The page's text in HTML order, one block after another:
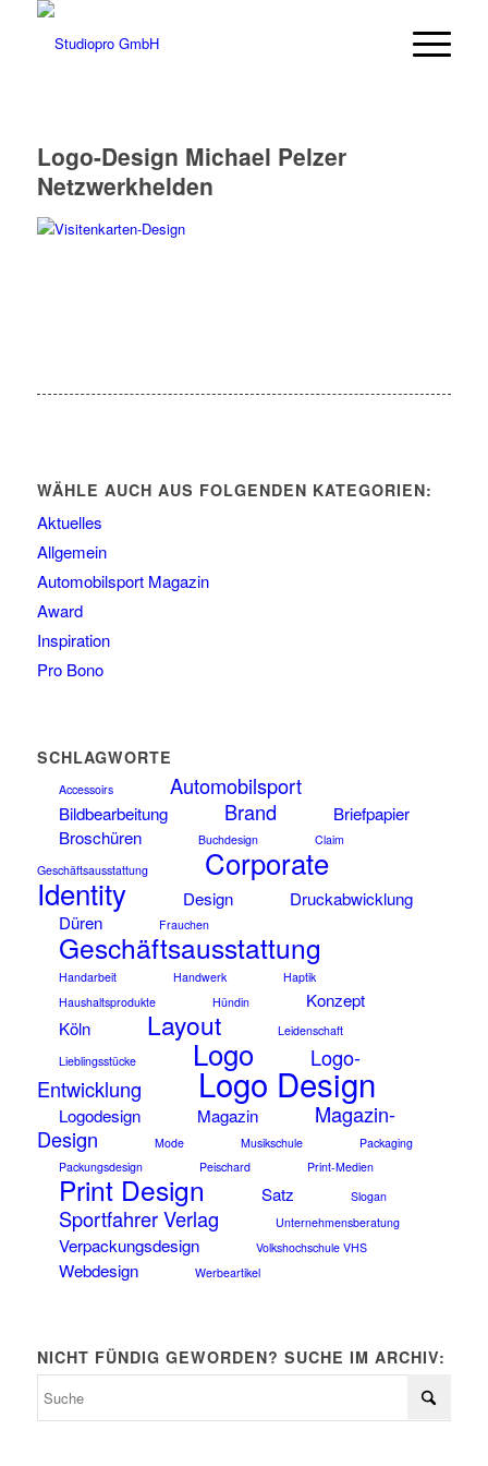
Logo-Design Michael Pelzer
Netzwerkhelden
WÄHLE AUCH AUS FOLGENDEN KATEGORIEN:
Aktuelles
Allgemein
Automobilsport Magazin
Award
Inspiration
Pro Bono
SCHLAGWORTE
Accessoirs Automobilsport
Bildbearbeitung Brand
Briefpapier
Broschüren
Buchdesign
Claim
Geschäftsausstattung
Corporate
Identity Design
Druckabwicklung
Düren
Frauchen
Geschäftsausstattung
Handarbeit Handwerk
Haptik
Haushaltsprodukte
Hündin
Konzept
Köln
Layout
Leidenschaft
Lieblingsstücke
Logo
Logo-
Entwicklung
Logo Design
Logodesign Magazin
Magazin-
Design
Mode Musikschule
Packaging
Packungsdesign
Peischard Print-Medien
Print Design Satz Slogan
Sportfahrer Verlag Unternehmensberatung
Verpackungsdesign Volkshochschule VHS
Webdesign Werbeartikel
NICHT FÜNDIG GEWORDEN? SUCHE IM ARCHIV: